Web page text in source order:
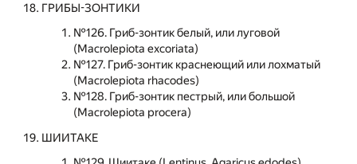
ГРИБЫ-ЗОНТИКИ
№126. Гриб-зонтик белый, или луговой
(Macrolepiota excoriata)
№127. Гриб-зонтик краснеющий или лохматый
(Macrolepiota rhacodes)
№128. Гриб-зонтик пестрый, или большой
(Macrolepiota procera)
ШИИТАКЕ